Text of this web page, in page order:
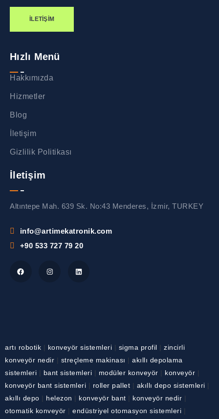
İLETIŞIM
Hızlı Menü
Hakkımızda
Hizmetler
Blog
İletişim
Gizlilik Politikası
İletişim
Altıntepe Mah. 639 Sk. No:43 Menderes, İzmir, TURKEY
info@artimekatronik.com
+90 533 727 79 20
artı robotik | konveyör sistemleri | sigma profil | zincirli
konveyör nedir | streçleme makinası | akıllı depolama
sistemleri | bant sistemleri | modüler konveyör | konveyör |
konveyör bant sistemleri | roller pallet | akıllı depo sistemleri |
akıllı depo | helezon | konveyör bant | konveyör nedir |
otomatik konveyör | endüstriyel otomasyon sistemleri |